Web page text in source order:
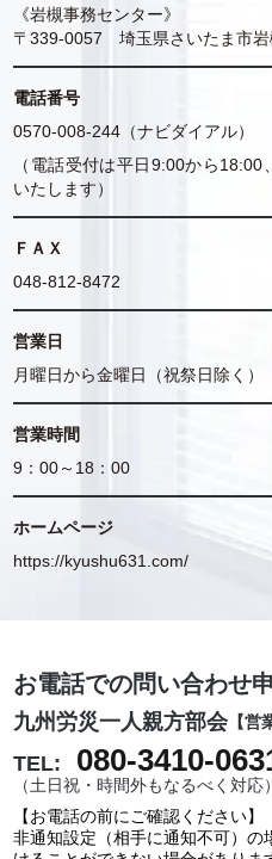
《岩槻事務センター》
〒339-0057 埼玉県さいたま市岩
電話番号
0570-008-244（ナビダイアル）
（電話受付は平日9:00から
いたします）
ＦＡＸ
048-812-8472
営業日
月曜日から金曜日（祝祭日除く）
営業時間
9：00～18：00
ホームページ
https://kyushu631.com/
お電話での問い合わせ
九州労災一人親方部会【営
TEL: 080-3410-
（土日祝・時間外もなるべく対応）
【お電話の前にご確認ください】
非通知設定（相手に通知不可）